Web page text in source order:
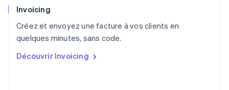
Invoicing
Créez et envoyez une facture à vos clients en
quelques minutes, sans code.
Découvrir Invoicing
Pays-Bas
Nederlands
Pologne
English
PortuguêsEnglish